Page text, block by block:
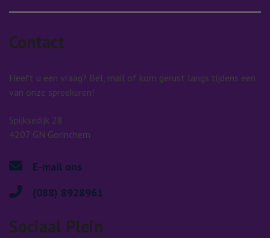
Contact
Heeft u een vraag? Bel, mail of kom gerust langs tijdens een
van onze spreekuren!
Spijksedijk 28
4207 GN Gorinchem
E-mail ons
(088) 8928961
Sociaal Plein